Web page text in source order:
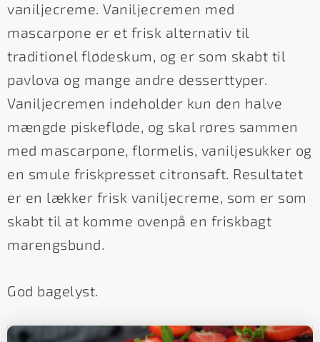
vaniljecreme. Vaniljecremen med
mascarpone er et frisk alternativ til
traditionel flødeskum, og er som skabt til
pavlova og mange andre desserttyper.
Vaniljecremen indeholder kun den halve
mængde piskefløde, og skal røres sammen
med mascarpone, flormelis, vaniljesukker og
en smule friskpresset citronsaft. Resultatet
er en lækker frisk vaniljecreme, som er som
skabt til at komme ovenpå en friskbagt
marengsbund.
God bagelyst.